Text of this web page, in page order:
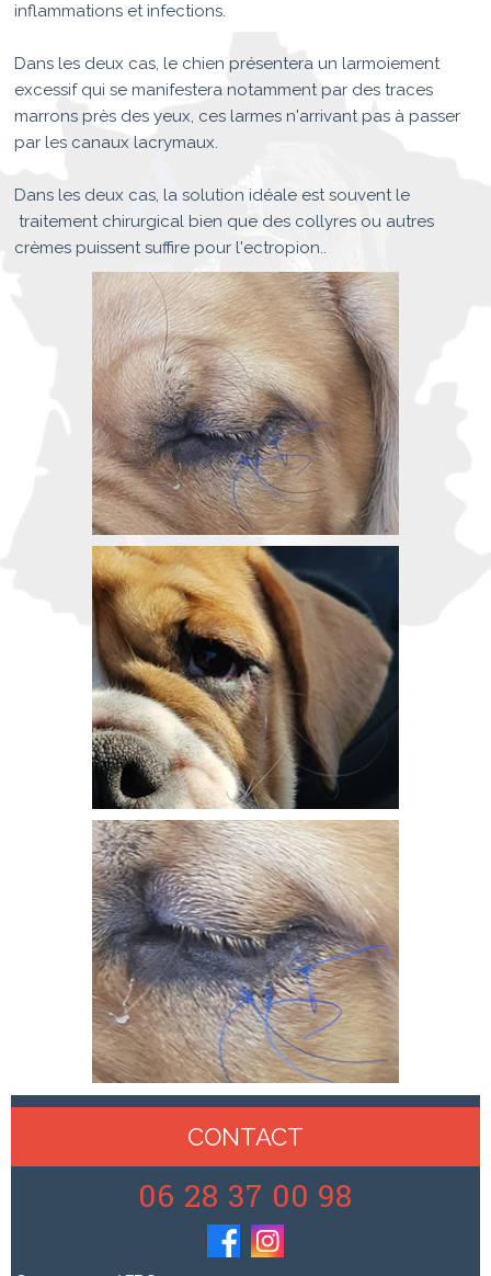
inflammations et infections.
Dans les deux cas, le chien présentera un larmoiement
excessif qui se manifestera notamment par des traces
marrons près des yeux, ces larmes n'arrivant pas à passer
par les canaux lacrymaux.
Dans les deux cas, la solution idéale est souvent le
traitement chirurgical bien que des collyres ou autres
crèmes puissent suffire pour l'ectropion..
CONTACT
06 28 37 00 98